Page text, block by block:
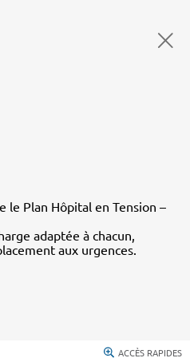
le Plan Hôpital en Tension –
adaptée à chacun,
aux urgences.
ACCÈS RAPIDES